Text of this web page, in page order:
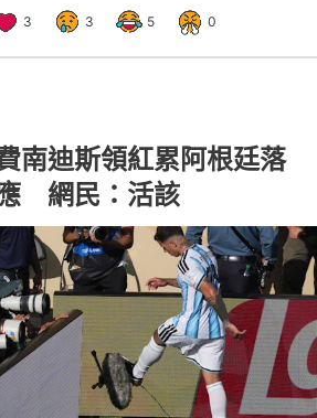
3 3 5 0
南迪斯領紅累阿根廷落
網民：活該